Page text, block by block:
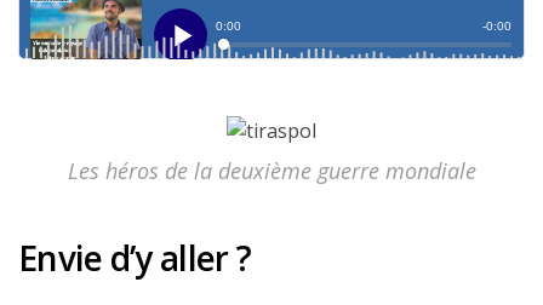
Les héros de la deuxième guerre mondiale
Envie d’y aller ?